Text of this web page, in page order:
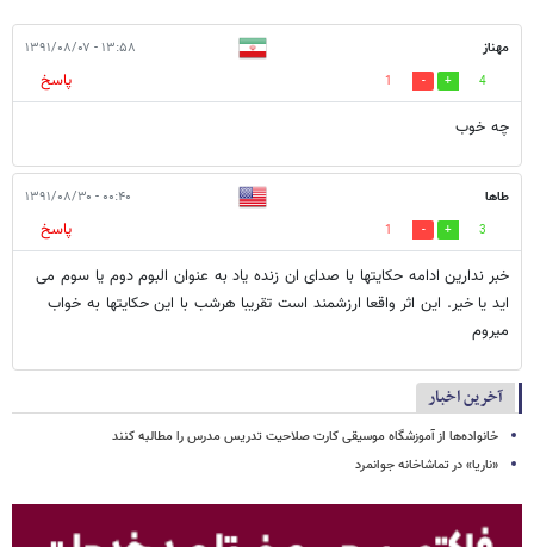
مهناز ۱۳:۵۸ - ۱۳۹۱/۰۸/۰۷
4
1
پاسخ
چه خوب
طاها ۰۰:۴۰ - ۱۳۹۱/۰۸/۳۰
3
1
پاسخ
خبر ندارین ادامه حکایتها با صدای ان زنده یاد به عنوان البوم دوم یا سوم می
اید یا خیر. این اثر واقعا ارزشمند است تقریبا هرشب با این حکایتها به خواب
میروم
آخرین اخبار
خانواده‌ها از آموزشگاه موسیقی کارت صلاحیت تدریس مدرس را مطالبه کنند
«ناریا» در تماشاخانه جوانمرد